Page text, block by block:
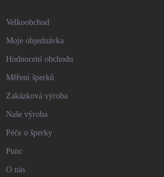
Velkoobchod
Moje objednávka
Hodnocení obchodu
Měření šperků
Zakázková výroba
Naše výroba
Péče o šperky
Punc
O nás